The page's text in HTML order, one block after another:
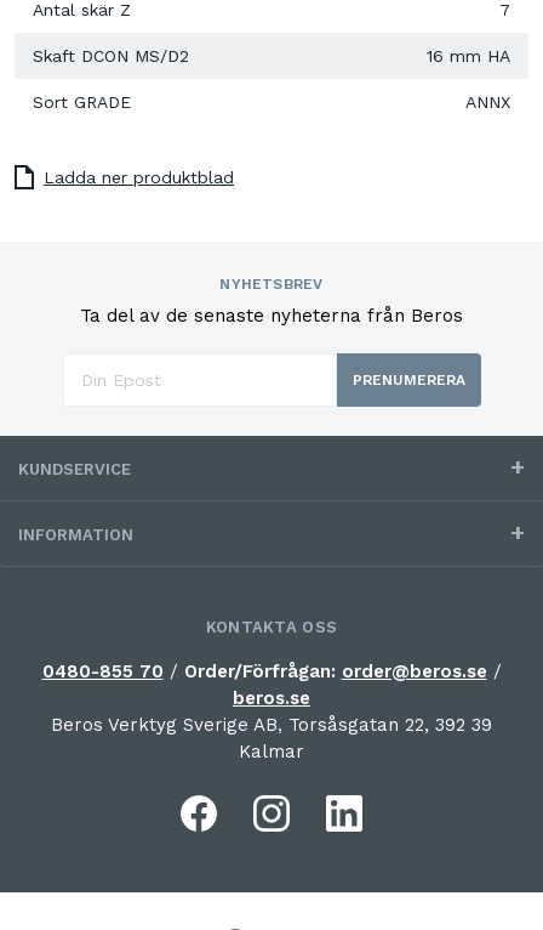
Antal skär Z 7
Skaft DCON MS/D2 16 mm HA
Sort GRADE ANNX
Ladda ner produktblad
NYHETSBREV
Ta del av de senaste nyheterna från Beros
PRENUMERERA
KUNDSERVICE
INFORMATION
KONTAKTA OSS
0480-855 70 / Order/Förfrågan: order@beros.se /
beros.se
Beros Verktyg Sverige AB, Torsåsgatan 22, 392 39
Kalmar